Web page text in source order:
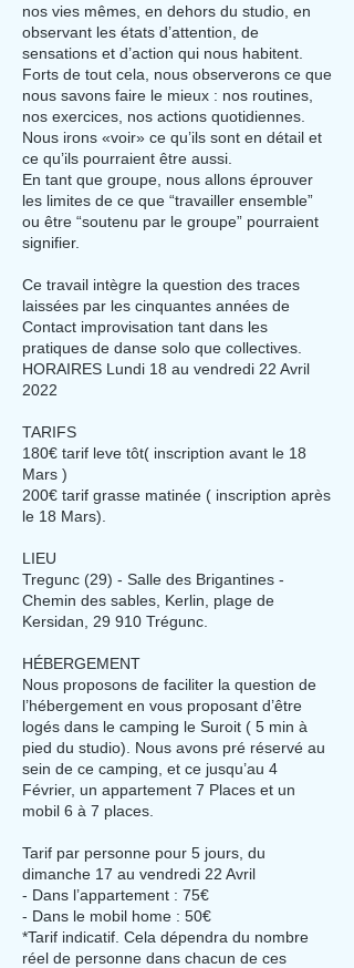
nos vies mêmes, en dehors du studio, en
observant les états d’attention, de
sensations et d’action qui nous habitent.
Forts de tout cela, nous observerons ce que
nous savons faire le mieux : nos routines,
nos exercices, nos actions quotidiennes.
Nous irons «voir» ce qu’ils sont en détail et
ce qu’ils pourraient être aussi.
En tant que groupe, nous allons éprouver
les limites de ce que “travailler ensemble”
ou être “soutenu par le groupe” pourraient
signifier.
Ce travail intègre la question des traces
laissées par les cinquantes années de
Contact improvisation tant dans les
pratiques de danse solo que collectives.
HORAIRES Lundi 18 au vendredi 22 Avril
2022
TARIFS
180€ tarif leve tôt( inscription avant le 18
Mars )
200€ tarif grasse matinée ( inscription après
le 18 Mars).
LIEU
Tregunc (29) - Salle des Brigantines -
Chemin des sables, Kerlin, plage de
Kersidan, 29 910 Trégunc.
HÉBERGEMENT
Nous proposons de faciliter la question de
l’hébergement en vous proposant d’être
logés dans le camping le Suroit ( 5 min à
pied du studio). Nous avons pré réservé au
sein de ce camping, et ce jusqu’au 4
Février, un appartement 7 Places et un
mobil 6 à 7 places.
Tarif par personne pour 5 jours, du
dimanche 17 au vendredi 22 Avril
- Dans l’appartement : 75€
- Dans le mobil home : 50€
*Tarif indicatif. Cela dépendra du nombre
réel de personne dans chacun de ces